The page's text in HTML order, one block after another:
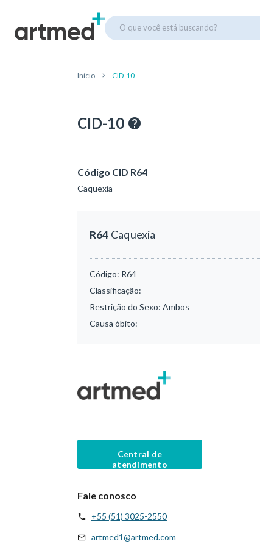
O que você está buscando?
Início CID-10
CID-10
Código CID R64
Caquexia
R64 Caquexia
Código: R64
Classificação: -
Restrição do Sexo: Ambos
Causa óbito: -
Central de
atendimento
Fale conosco
+55 (51) 3025-2550
artmed1@artmed.com